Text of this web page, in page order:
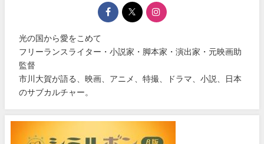
光の国から愛をこめて
フリーランスライター・小説家・脚本家・演出家・元映画助
監督
市川大賀が語る、映画、アニメ、特撮、ドラマ、小説、日本
のサブカルチャー。